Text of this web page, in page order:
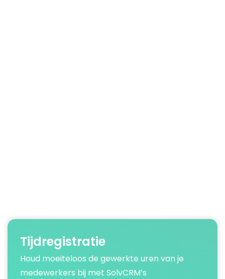
Tijdregistratie
Houd moeiteloos de gewerkte uren van je
medewerkers bij met SolvCRM’s